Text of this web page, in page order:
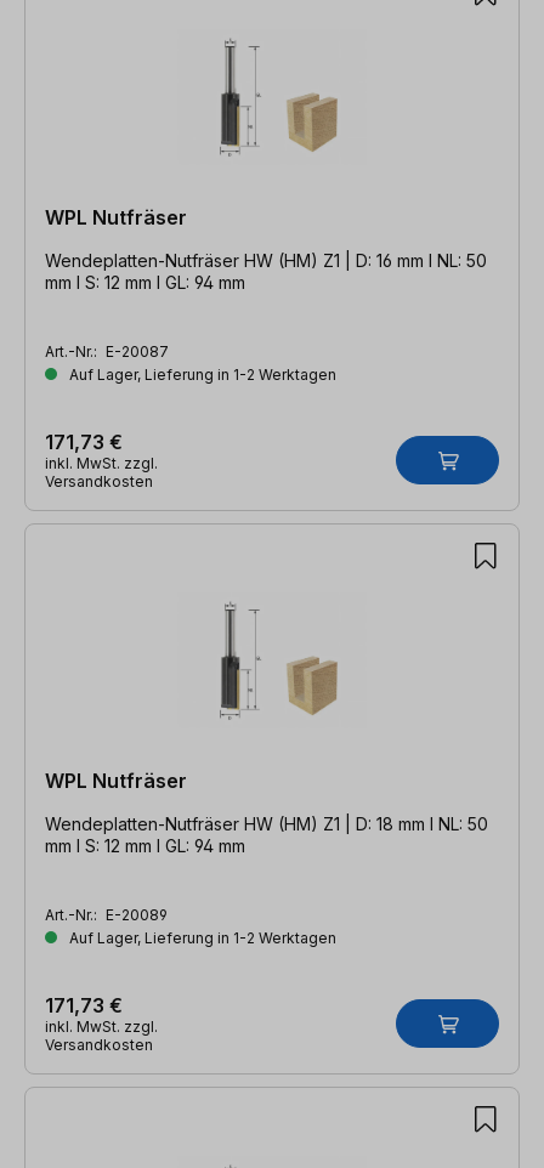
WPL Nutfräser
Wendeplatten-Nutfräser HW (HM) Z1 | D: 16 mm l NL: 50
mm l S: 12 mm l GL: 94 mm
Art.-Nr.: E-20087
Auf Lager, Lieferung in 1-2 Werktagen
171,73 €
inkl. MwSt. zzgl.
Versandkosten
WPL Nutfräser
Wendeplatten-Nutfräser HW (HM) Z1 | D: 18 mm l NL: 50
mm l S: 12 mm l GL: 94 mm
Art.-Nr.: E-20089
Auf Lager, Lieferung in 1-2 Werktagen
171,73 €
inkl. MwSt. zzgl.
Versandkosten